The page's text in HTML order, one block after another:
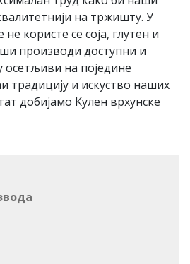
на тржишту. У
користе се соја, глутен и
производи доступни и
осетљиви на поједине
традицију и искуство наших
добијамо Kулен врхунске